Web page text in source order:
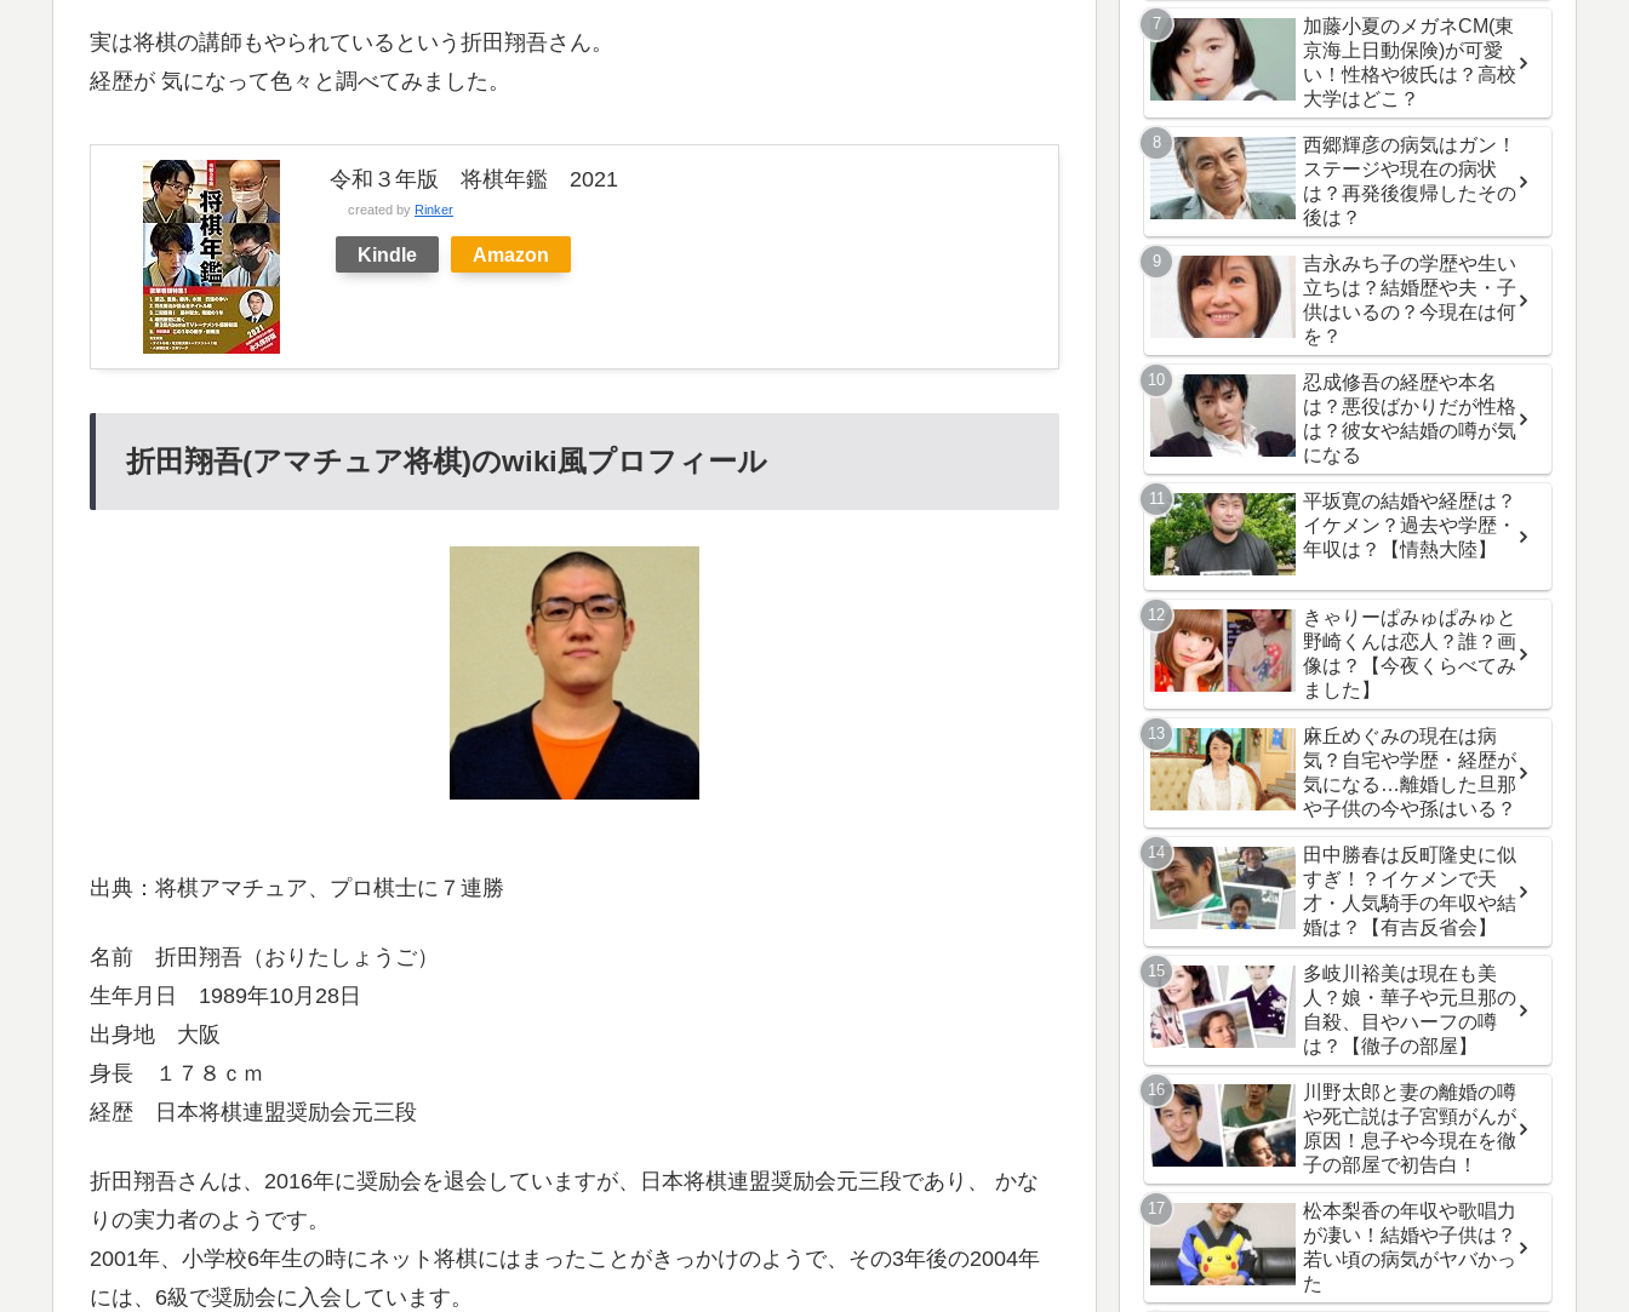
実は将棋の講師もやられているという折田翔吾さん。
経歴が 気になって色々と調べてみました。
令和３年版 将棋年鑑 2021
created by Rinker
Kindle Amazon
折田翔吾(アマチュア将棋)のwiki風プロフィール
出典：将棋アマチュア、プロ棋士に７連勝
名前 折田翔吾（おりたしょうご）
生年月日 1989年10月28日
出身地 大阪
身長 １７８ｃｍ
経歴 日本将棋連盟奨励会元三段
折田翔吾さんは、2016年に奨励会を退会していますが、日本将棋連盟奨励会元三段であり、 かな
りの実力者のようです。
2001年、小学校6年生の時にネット将棋にはまったことがきっかけのようで、その3年後の2004年
には、6級で奨励会に入会しています。
加藤小夏のメガネCM(東
京海上日動保険)が可愛
い！性格や彼氏は？高校
大学はどこ？
西郷輝彦の病気はガン！
ステージや現在の病状
は？再発後復帰したその
後は？
吉永みち子の学歴や生い
立ちは？結婚歴や夫・子
供はいるの？今現在は何
を？
忍成修吾の経歴や本名
は？悪役ばかりだが性格
は？彼女や結婚の噂が気
になる
平坂寛の結婚や経歴は？
イケメン？過去や学歴・
年収は？【情熱大陸】
きゃりーぱみゅぱみゅと
野崎くんは恋人？誰？画
像は？【今夜くらべてみ
ました】
麻丘めぐみの現在は病
気？自宅や学歴・経歴が
気になる…離婚した旦那
や子供の今や孫はいる？
田中勝春は反町隆史に似
すぎ！？イケメンで天
才・人気騎手の年収や結
婚は？【有吉反省会】
多岐川裕美は現在も美
人？娘・華子や元旦那の
自殺、目やハーフの噂
は？【徹子の部屋】
川野太郎と妻の離婚の噂
や死亡説は子宮頸がんが
原因！息子や今現在を徹
子の部屋で初告白！
松本梨香の年収や歌唱力
が凄い！結婚や子供は？
若い頃の病気がヤバかっ
た